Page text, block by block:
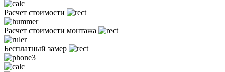
Расчет стоимости
Расчет стоимости монтажа
Бесплатный замер